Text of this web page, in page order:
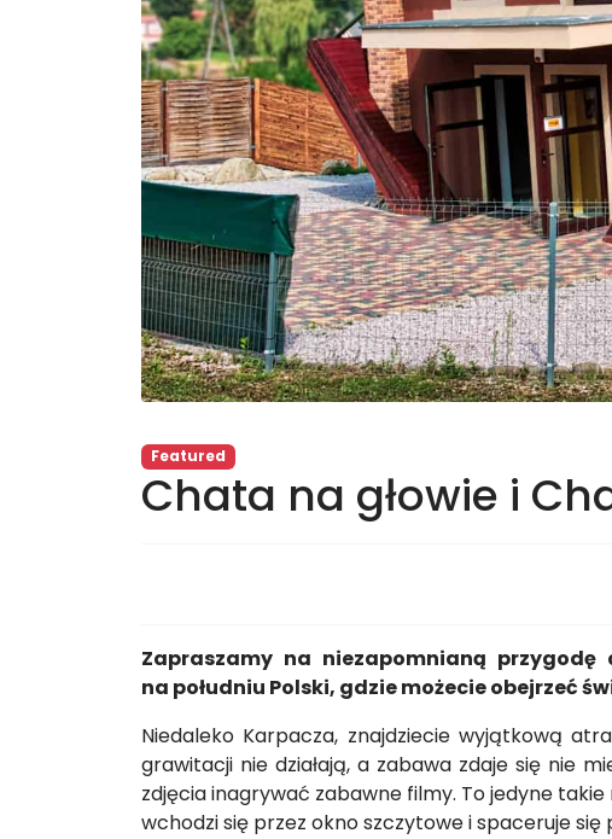
Featured
Chata na głowie i
Zapraszamy na niezapomnianą
na południu Polski, gdzie możecie obejrzeć
Niedaleko Karpacza, znajdziecie wyjątkową
grawitacji nie działają, a zabawa zdaje się nie
zdjęcia inagrywać zabawne filmy. To jedyne takie
wchodzi się przez okno szczytowe i spaceruje się